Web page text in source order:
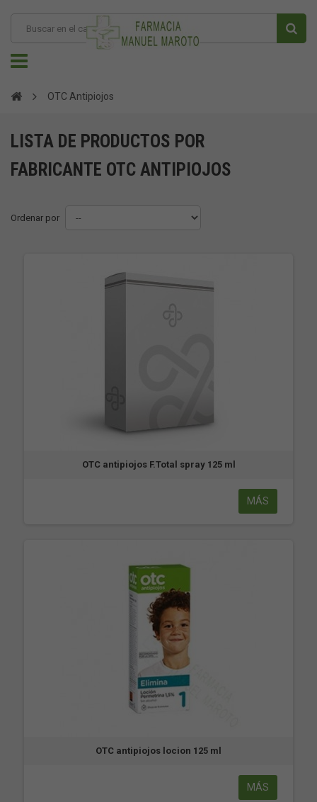
OTC Antipiojos
LISTA DE PRODUCTOS POR
FABRICANTE OTC ANTIPIOJOS
Ordenar por
OTC antipiojos F.Total spray 125 ml
MÁS
OTC antipiojos locion 125 ml
MÁS